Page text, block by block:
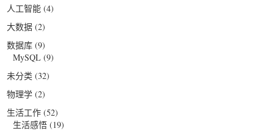
人工智能 (4)
大数据 (2)
数据库 (9)
MySQL (9)
未分类 (32)
物理学 (2)
生活工作 (52)
生活感悟 (19)